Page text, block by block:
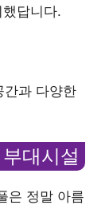
답니다.
간과 다양한
대시설
은 정말 아름